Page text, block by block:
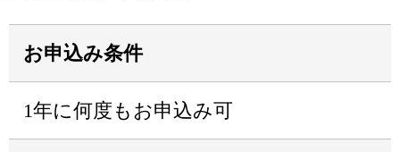
お申込み条件
1年に何度もお申込み可